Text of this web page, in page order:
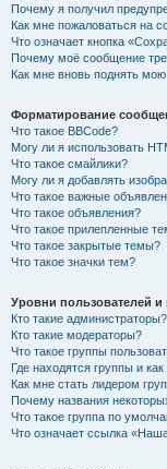
Почему я получил
Как мне пожаловаться на
Что означает кнопка
Почему моё сообщение
Как мне вновь поднять
Форматирование
Что такое BBCode?
Могу ли я использовать
Что такое смайлики?
Могу ли я добавлять
Что такое важные
Что такое объявления?
Что такое прилепленные
Что такое закрытые темы?
Что такое значки тем?
Уровни пользователей и
Кто такие администраторы?
Кто такие модераторы?
Что такое группы
Где находятся группы и
Как мне стать лидером
Почему названия
Что такое группа по
Что означает ссылка